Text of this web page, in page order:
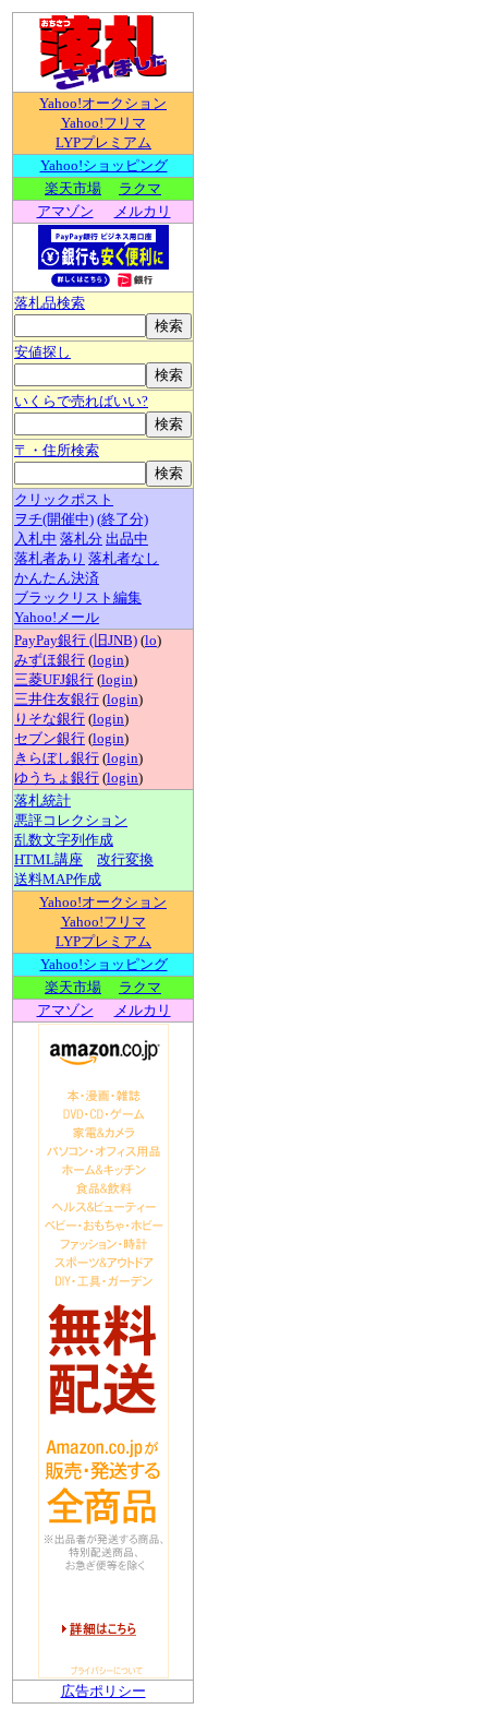
Yahoo!オークション
Yahoo!フリマ
LYPプレミアム
Yahoo!ショッピング
楽天市場
ラクマ
アマゾン
メルカリ
落札品検索
安値探し
いくらで売ればいい?
〒・住所検索
クリックポスト
ヲチ(開催中) (終了分)
入札中 落札分 出品中
落札者あり 落札者なし
かんたん決済
ブラックリスト編集
Yahoo!メール
PayPay銀行 (旧JNB) (lo)
みずほ銀行 (login)
三菱UFJ銀行 (login)
三井住友銀行 (login)
りそな銀行 (login)
セブン銀行 (login)
きらぼし銀行 (login)
ゆうちょ銀行 (login)
落札統計
悪評コレクション
乱数文字列作成
HTML講座
改行変換
送料MAP作成
Yahoo!オークション
Yahoo!フリマ
LYPプレミアム
Yahoo!ショッピング
楽天市場
ラクマ
アマゾン
メルカリ
広告ポリシー